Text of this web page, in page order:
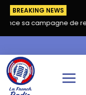
BREAKING NEWS
de